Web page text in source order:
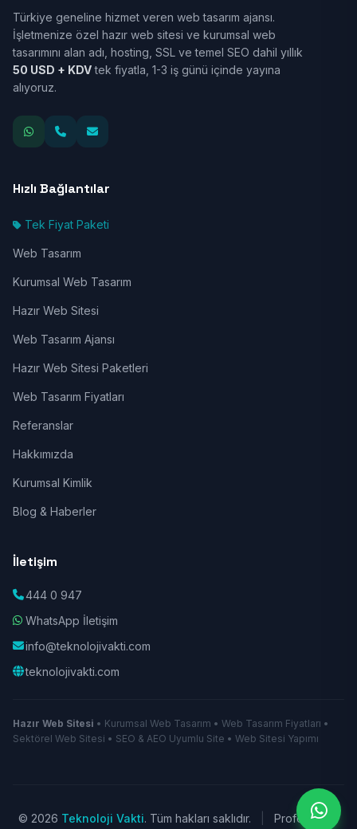
Türkiye geneline hizmet veren web tasarım ajansı.
İşletmenize özel hazır web sitesi ve kurumsal web
tasarımını alan adı, hosting, SSL ve temel SEO dahil yıllık
50 USD + KDVtek fiyatla, 1-3 iş günü içinde yayına
alıyoruz.
Hızlı Bağlantılar
Tek Fiyat Paketi
Web Tasarım
Kurumsal Web Tasarım
Hazır Web Sitesi
Web Tasarım Ajansı
Hazır Web Sitesi Paketleri
Web Tasarım Fiyatları
Referanslar
Hakkımızda
Kurumsal Kimlik
Blog & Haberler
İletişim
444 0 947
WhatsApp İletişim
info@teknolojivakti.com
teknolojivakti.com
Hazır Web Sitesi • Kurumsal Web Tasarım • Web Tasarım Fiyatları •
Sektörel Web Sitesi • SEO & AEO Uyumlu Site • Web Sitesi Yapımı
© 2026 Teknoloji Vakti. Tüm hakları saklıdır.
Profesyonel